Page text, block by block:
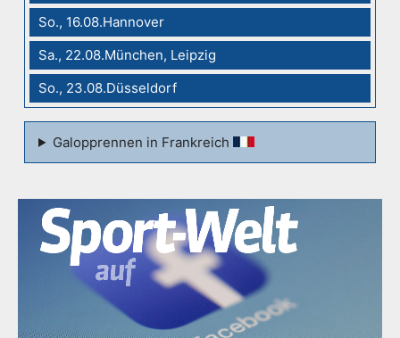
So., 16.08.Hannover
Sa., 22.08.München, Leipzig
So., 23.08.Düsseldorf
Galopprennen in Frankreich